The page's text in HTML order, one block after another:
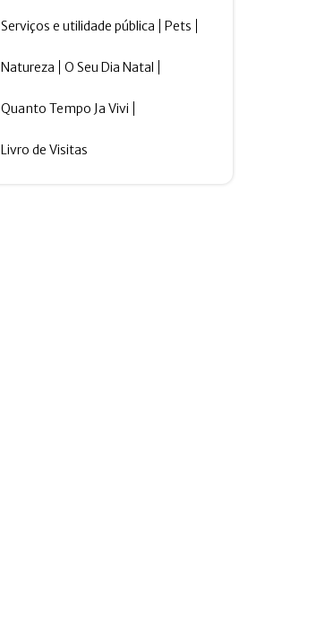
Serviços e utilidade pública Pets
Natureza O Seu Dia Natal
Quanto Tempo Ja Vivi
Livro de Visitas